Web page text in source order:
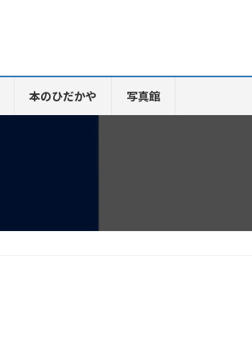
本のひだかや 写真館